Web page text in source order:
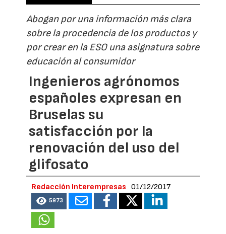
Abogan por una información más clara
sobre la procedencia de los productos y
por crear en la ESO una asignatura sobre
educación al consumidor
Ingenieros agrónomos
españoles expresan en
Bruselas su
satisfacción por la
renovación del uso del
glifosato
Redacción Interempresas 01/12/2017
5973